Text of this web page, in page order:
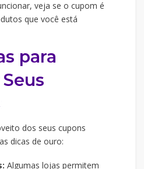
veja se o cupom é
que você está
para
dos seus cupons
dicas de ouro:
Algumas lojas permitem